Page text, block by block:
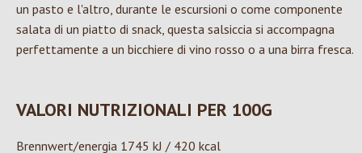
un pasto e l'altro, durante le escursioni o come componente
salata di un piatto di snack, questa salsiccia si accompagna
perfettamente a un bicchiere di vino rosso o a una birra fresca.
VALORI NUTRIZIONALI PER 100G
Brennwert/energia 1745 kJ / 420 kcal